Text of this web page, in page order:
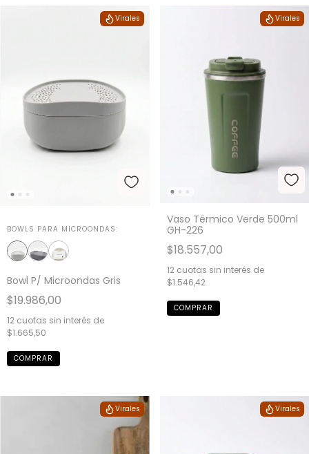
Novedad
Virales
BOWLS PARA MICROONDAS:
Bowl P/ Microondas Gris
$19.986,00
12 cuotas sin interés de
$1.665,50
Virales
Vaso Térmico Verde 500ml
GH-226
$18.557,00
12 cuotas sin interés de
$1.546,42
Virales Virales